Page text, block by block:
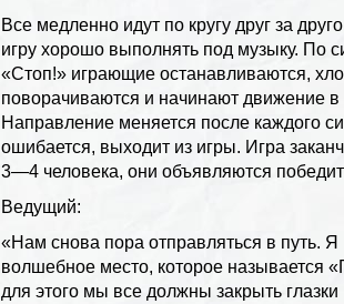
Все медленно идут по кругу друг за
игру хорошо выполнять под музыку. По
«Стоп!» играющие останавливаются,
поворачиваются и начинают движение в
Направление меняется после каждого
ошибается, выходит из игры. Игра
3—4 человека, они объявляются
Ведущий:
«Нам снова пора отправляться в путь. Я
волшебное место, которое называется
для этого мы все должны закрыть